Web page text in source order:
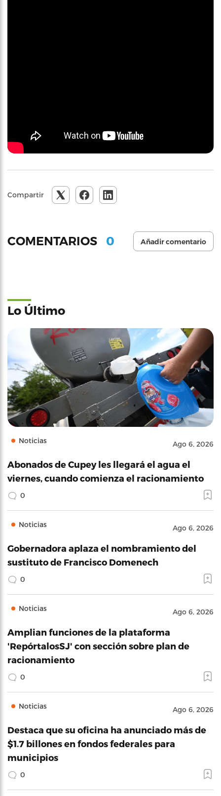
Compartir
COMENTARIOS 0 Añadir comentario
Lo Último
Noticias Ago 6, 2026
Abonados de Cupey les llegará el agua el
viernes, cuando comienza el racionamiento
0
Noticias Ago 6, 2026
Gobernadora aplaza el nombramiento del
sustituto de Francisco Domenech
0
Noticias Ago 6, 2026
Amplian funciones de la plataforma
'RepórtalosSJ' con sección sobre plan de
racionamiento
0
Noticias Ago 6, 2026
Destaca que su oficina ha anunciado más de
$1.7 billones en fondos federales para
municipios
0